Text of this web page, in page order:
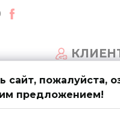
НОВОСТИ
пожалуйста,
предложением!